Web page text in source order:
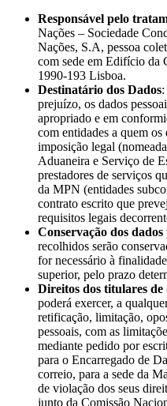
Responsável pelo
Nações – Sociedade
Nações, S.A, pessoa
com sede em Edifício da
1990-193 Lisboa.
Destinatário dos Dados
prejuízo, os dados
apropriado e em
com entidades a quem
imposição legal
Aduaneira e Serviço de
prestadores de serviços
da MPN (entidades
contrato escrito que
requisitos legais
Conservação dos dados
recolhidos serão
for necessário à
superior, pelo prazo
Direitos dos titulares de
poderá exercer, a
retificação, limitação,
pessoais, com as
mediante pedido por
para o Encarregado de
correio, para a sede da
de violação dos seus
junto da Comissão